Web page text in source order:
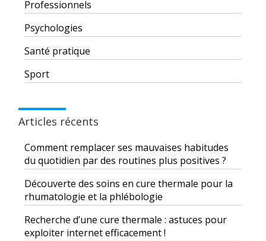
Professionnels
Psychologies
Santé pratique
Sport
Articles récents
Comment remplacer ses mauvaises habitudes
du quotidien par des routines plus positives ?
Découverte des soins en cure thermale pour la
rhumatologie et la phlébologie
Recherche d’une cure thermale : astuces pour
exploiter internet efficacement !